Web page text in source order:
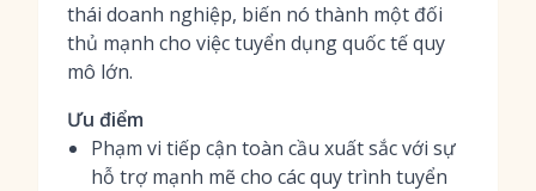
thái doanh nghiệp, biến nó thành một đối
thủ mạnh cho việc tuyển dụng quốc tế quy
mô lớn.
Ưu điểm
Phạm vi tiếp cận toàn cầu xuất sắc với sự
hỗ trợ mạnh mẽ cho các quy trình tuyển